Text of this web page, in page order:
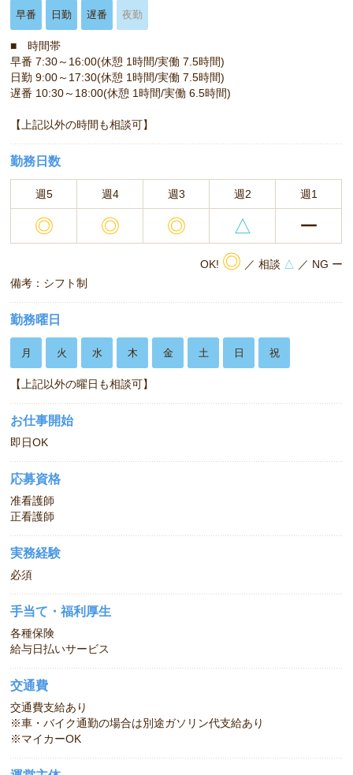
早番 日勤 遅番 夜勤
■ 時間帯
早番 7:30～16:00(休憩 1時間/実働 7.5時間)
日勤 9:00～17:30(休憩 1時間/実働 7.5時間)
遅番 10:30～18:00(休憩 1時間/実働 6.5時間)
【上記以外の時間も相談可】
勤務日数
週5 週4 週3 週2 週1
◎ ◎ ◎ △ ー
OK! ◎ ／ 相談 △ ／ NG ー
備考：シフト制
勤務曜日
月 火 水 木 金 土 日 祝
【上記以外の曜日も相談可】
お仕事開始
即日OK
応募資格
准看護師
正看護師
実務経験
必須
手当て・福利厚生
各種保険
給与日払いサービス
交通費
交通費支給あり
※車・バイク通勤の場合は別途ガソリン代支給あり
※マイカーOK